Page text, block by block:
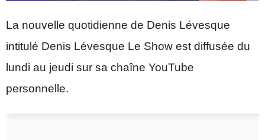
La nouvelle quotidienne de Denis Lévesque
intitulé Denis Lévesque Le Show est diffusée du
lundi au jeudi sur sa chaîne YouTube
personnelle.